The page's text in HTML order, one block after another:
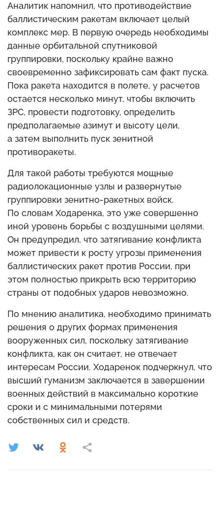
Аналитик напомнил, что противодействие
баллистическим ракетам включает целый
комплекс мер. В первую очередь необходимы
данные орбитальной спутниковой
группировки, поскольку крайне важно
своевременно зафиксировать сам факт пуска.
Пока ракета находится в полете, у расчетов
остается несколько минут, чтобы включить
ЗРС, провести подготовку, определить
предполагаемые азимут и высоту цели,
а затем выполнить пуск зенитной
противоракеты.
Для такой работы требуются мощные
радиолокационные узлы и развернутые
группировки зенитно-ракетных войск.
По словам Ходаренка, это уже совершенно
иной уровень борьбы с воздушными целями.
Он предупредил, что затягивание конфликта
может привести к росту угрозы применения
баллистических ракет против России, при
этом полностью прикрыть всю территорию
страны от подобных ударов невозможно.
По мнению аналитика, необходимо принимать
решения о других формах применения
вооруженных сил, поскольку затягивание
конфликта, как он считает, не отвечает
интересам России. Ходаренок подчеркнул, что
высший гуманизм заключается в завершении
военных действий в максимально короткие
сроки и с минимальными потерями
собственных сил и средств.